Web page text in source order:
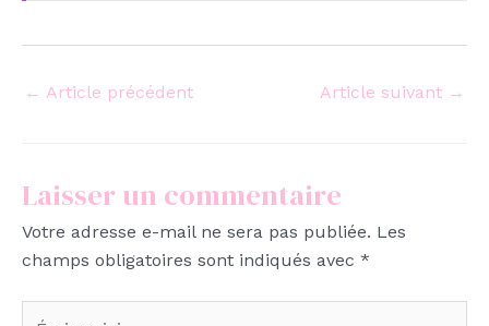
← Article précédent Article suivant →
Laisser un commentaire
Votre adresse e-mail ne sera pas publiée. Les
champs obligatoires sont indiqués avec *